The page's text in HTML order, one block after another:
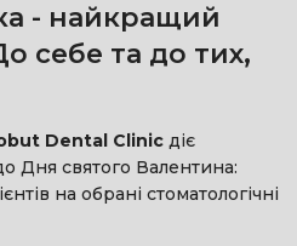
- найкращий
себе та до тих,
Dental Clinic діє
Дня святого Валентина:
на обрані стоматологічні